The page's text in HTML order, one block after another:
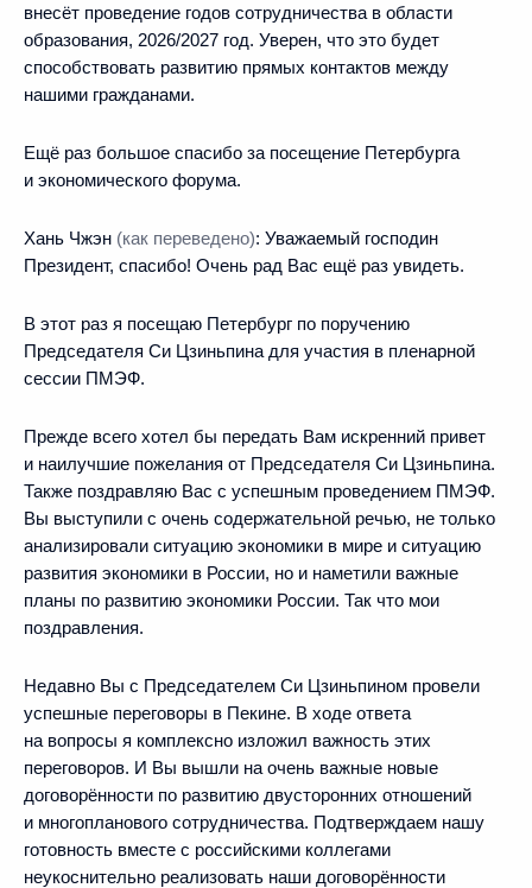
внесёт проведение годов сотрудничества в области
образования, 2026/2027 год. Уверен, что это будет
способствовать развитию прямых контактов между
нашими гражданами.
Ещё раз большое спасибо за посещение Петербурга
и экономического форума.
Хань Чжэн (как переведено): Уважаемый господин
Президент, спасибо! Очень рад Вас ещё раз увидеть.
В этот раз я посещаю Петербург по поручению
Председателя Си Цзиньпина для участия в пленарной
сессии ПМЭФ.
Прежде всего хотел бы передать Вам искренний привет
и наилучшие пожелания от Председателя Си Цзиньпина.
Также поздравляю Вас с успешным проведением ПМЭФ.
Вы выступили с очень содержательной речью, не только
анализировали ситуацию экономики в мире и ситуацию
развития экономики в России, но и наметили важные
планы по развитию экономики России. Так что мои
поздравления.
Недавно Вы с Председателем Си Цзиньпином провели
успешные переговоры в Пекине. В ходе ответа
на вопросы я комплексно изложил важность этих
переговоров. И Вы вышли на очень важные новые
договорённости по развитию двусторонних отношений
и многопланового сотрудничества. Подтверждаем нашу
готовность вместе с российскими коллегами
неукоснительно реализовать наши договорённости